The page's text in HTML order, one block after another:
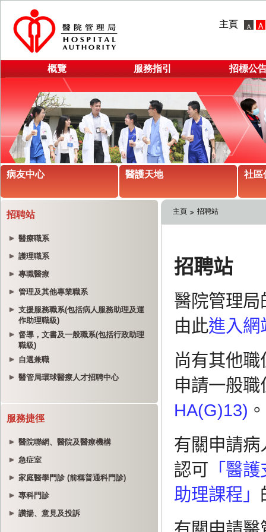
主頁
概覽 服務指引 招標公
病友中心 醫護天地 社區
招聘站
醫療職系
護理職系
專職醫療
管理及其他專業職系
支援服務職系(包括病人服務助理及運
作助理職級)
督導，文書及一般職系(包括行政助理
職級)
自選兼職
醫管局環球醫療人才招聘中心
服務捷徑
醫院聯網、醫院及醫療機構
急症室
家庭醫學門診 (前稱普通科門診)
專科門診
讚揚、意見及投訴
主頁 招聘站